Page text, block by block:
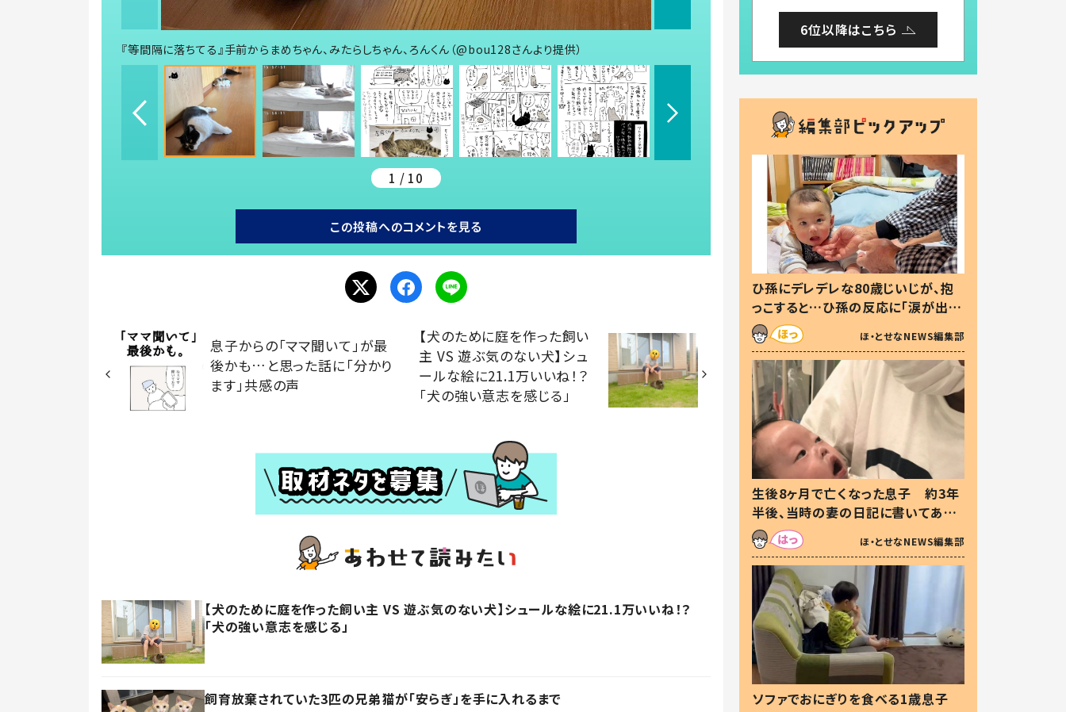
『等間隔に落ちてる』手前からまめちゃん、みたらしちゃん、ろんくん（@bou128さんより提供）
1 / 10
この投稿へのコメントを見る
息子からの「ママ聞いて」が最
後かも…と思った話に「分かり
ます」共感の声
【犬のために庭を作った飼い
主 VS 遊ぶ気のない犬】シュ
ールな絵に21.1万いいね！？
「犬の強い意志を感じる」
【犬のために庭を作った飼い主 VS 遊ぶ気のない犬】シュールな絵に21.1万いいね！？
「犬の強い意志を感じる」
飼育放棄されていた3匹の兄弟猫が「安らぎ」を手に入れるまで
6位以降はこちら
ひ孫にデレデレな80歳じいじが、抱
っこすると…ひ孫の反応に「涙が出ま
した」「可愛くて仕方ない」
ほ・とせなNEWS編集部
生後8ヶ月で亡くなった息子 約3年
半後、当時の妻の日記に書いてあっ
た本音とは
ほ・とせなNEWS編集部
ソファでおにぎりを食べる1歳息子